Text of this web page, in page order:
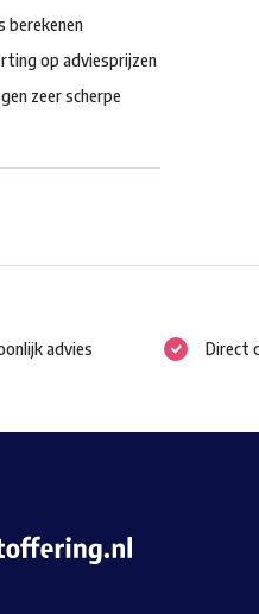
berekenen
op adviesprijzen
zeer scherpe
advies Direct